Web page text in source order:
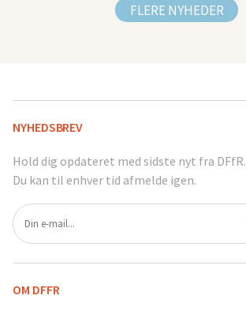
FLERE NYHEDER
NYHEDSBREV
Hold dig opdateret med sidste nyt fra DFfR.
Du kan til enhver tid afmelde igen.
OM DFFR